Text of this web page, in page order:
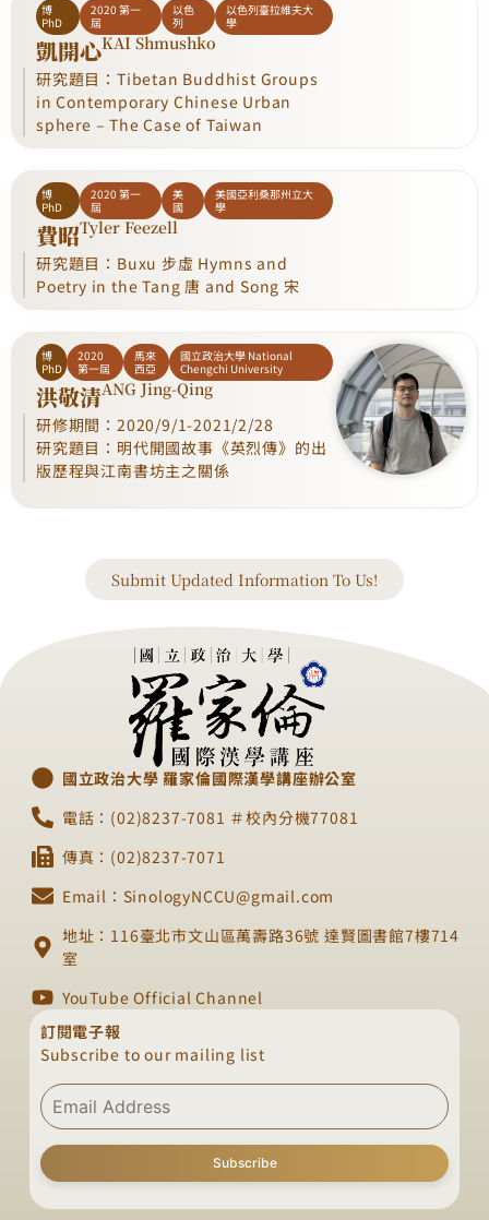
博
PhD
2020 第一
屆
以色
列
以色列臺拉維夫大
學
凱開心KAI Shmushko
研究題目：Tibetan Buddhist Groups
in Contemporary Chinese Urban
sphere – The Case of Taiwan
博
PhD
2020 第一
屆
美
國
美國亞利桑那州立大
學
費昭Tyler Feezell
研究題目：Buxu 步虛 Hymns and
Poetry in the Tang 唐 and Song 宋
博
PhD
2020
第一屆
馬來
西亞
國立政治大學 National
Chengchi University
洪敬清ANG Jing-Qing
研修期間：2020/9/1-2021/2/28
研究題目：明代開國故事《英烈傳》的出
版歷程與江南書坊主之關係
Submit Updated Information To Us!
國立政治大學 羅家倫國際漢學講座辦公室
電話：(02)8237-7081 ＃校內分機77081
傳真：(02)8237-7071
Email：SinologyNCCU@gmail.com
地址：116臺北市文山區萬壽路36號 達賢圖書館7樓714
室
YouTube Official Channel
訂閱電子報
Subscribe to our mailing list
Subscribe